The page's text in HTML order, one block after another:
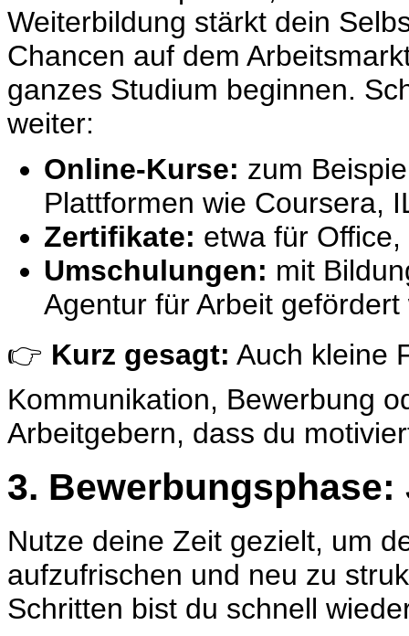
Weiterbildung stärkt dein
Chancen auf dem
ganzes Studium beginnen.
weiter:
Online-Kurse: zum
Plattformen wie Coursera,
Zertifikate: etwa für
Umschulungen: mit
Agentur für Arbeit gefördert
👉 Kurz gesagt: Auch kleine
Kommunikation, Bewerbung
Arbeitgebern, dass du
3.
Nutze deine Zeit gezielt, um
aufzufrischen und neu zu
Schritten bist du schnell